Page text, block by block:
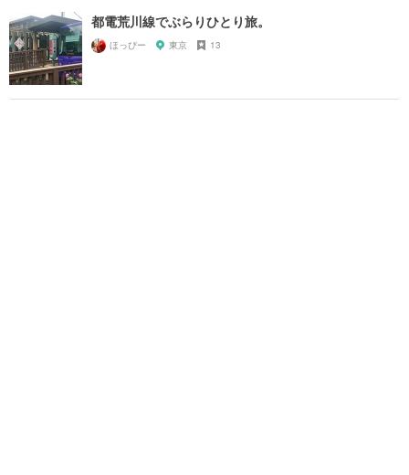
都電荒川線でぶらりひとり旅。
ほっぴー 東京 13